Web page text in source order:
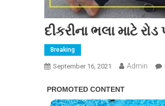
દીકરીના ભલા માટે
Breaking
September 16, 2021 Admin